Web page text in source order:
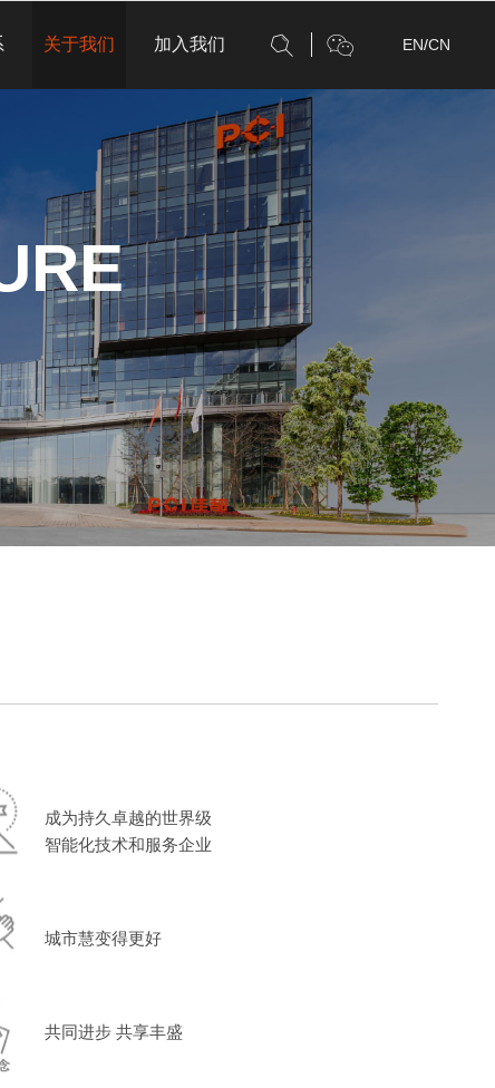
EN/CN
关于我们 加入我们
成为持久卓越的世界级
智能化技术和服务企业
城市慧变得更好
共同进步 共享丰盛